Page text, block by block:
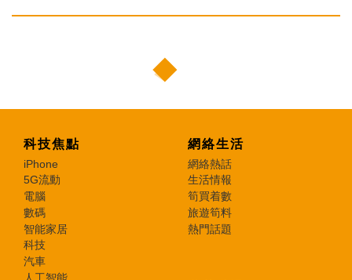
科技焦點
iPhone
5G流動
電腦
數碼
智能家居
科技
汽車
網絡生活
網絡熱話
生活情報
筍買着數
旅遊筍料
熱門話題